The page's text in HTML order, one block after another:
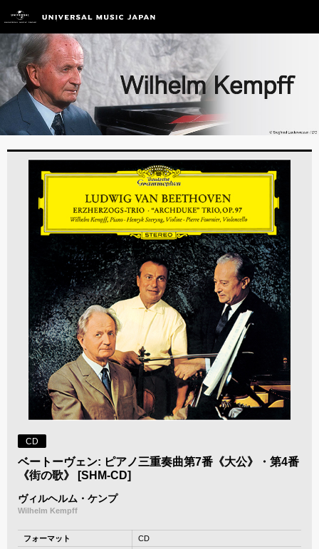
CD
ベートーヴェン: ピアノ三重奏曲第7番《大公》・第4番
《街の歌》 [SHM-CD]
ヴィルヘルム・ケンプ
Wilhelm Kempff
フォーマット
CD